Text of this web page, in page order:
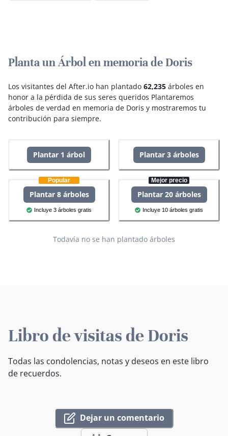
Planta un Árbol en memoria de Doris
Los visitantes del After.io han plantado 62,235 árboles en
honor a la pérdida de sus seres queridos Plantaremos
árboles de verdad en memoria de Doris y mostraremos tu
contribución para siempre.
Plantar 1 árbol Plantar 3 árboles
Popular
Plantar 8 árboles
Incluye 3 árboles gratis
Mejor precio
Plantar 20 árboles
Incluye 10 árboles gratis
Todavía no se han plantado árboles
Libro de visitas de Doris
Todas las condolencias, notas y deseos en este libro
de recuerdos.
Dejar un comentario